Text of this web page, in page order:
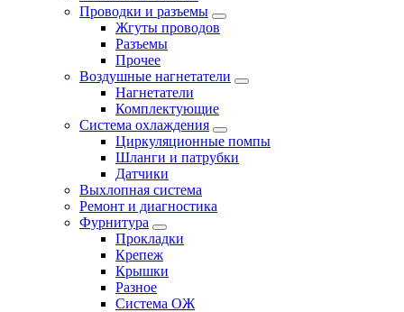
Проводки и разъемы
Жгуты проводов
Разъемы
Прочее
Воздушные нагнетатели
Нагнетатели
Комплектующие
Система охлаждения
Циркуляционные помпы
Шланги и патрубки
Датчики
Выхлопная система
Ремонт и диагностика
Фурнитура
Прокладки
Крепеж
Крышки
Разное
Система ОЖ